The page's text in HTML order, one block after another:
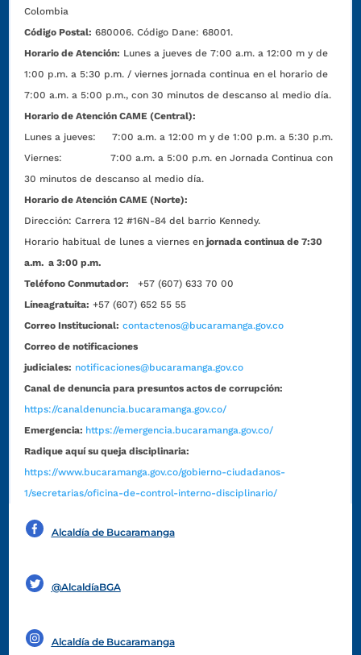
Colombia
Código Postal: 680006. Código Dane: 68001.
Horario de Atención: Lunes a jueves de 7:00 a.m. a 12:00 m y de
1:00 p.m. a 5:30 p.m. / viernes jornada continua en el horario de
7:00 a.m. a 5:00 p.m., con 30 minutos de descanso al medio día.
Horario de Atención CAME (Central):
Lunes a jueves: 7:00 a.m. a 12:00 m y de 1:00 p.m. a 5:30 p.m.
Viernes: 7:00 a.m. a 5:00 p.m. en Jornada Continua con
30 minutos de descanso al medio día.
Horario de Atención CAME (Norte):
Dirección:Carrera 12 #16N-84 del barrio Kennedy.
Horario habitual de lunes a viernes en jornada continua de 7:30
a.m. a 3:00 p.m.
Teléfono Conmutador:
+57 (607) 633 70 00
Líneagratuita: +57 (607) 652 55 55
Correo Institucional: contactenos@bucaramanga.gov.co
Correo de notificaciones
judiciales: notificaciones@bucaramanga.gov.co
Canal de denuncia para presuntos actos de corrupción:
https://canaldenuncia.bucaramanga.gov.co/
Emergencia: https://emergencia.bucaramanga.gov.co/
Radique aquí su queja disciplinaria:
https://www.bucaramanga.gov.co/gobierno-ciudadanos-
1/secretarias/oficina-de-control-interno-disciplinario/
Alcaldía de Bucaramanga
@AlcaldíaBGA
Alcaldía de Bucaramanga